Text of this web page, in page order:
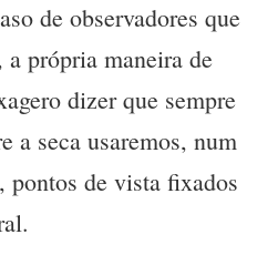
de observadores que
a própria maneira de
dizer que sempre
a seca usaremos, num
pontos de vista fixados